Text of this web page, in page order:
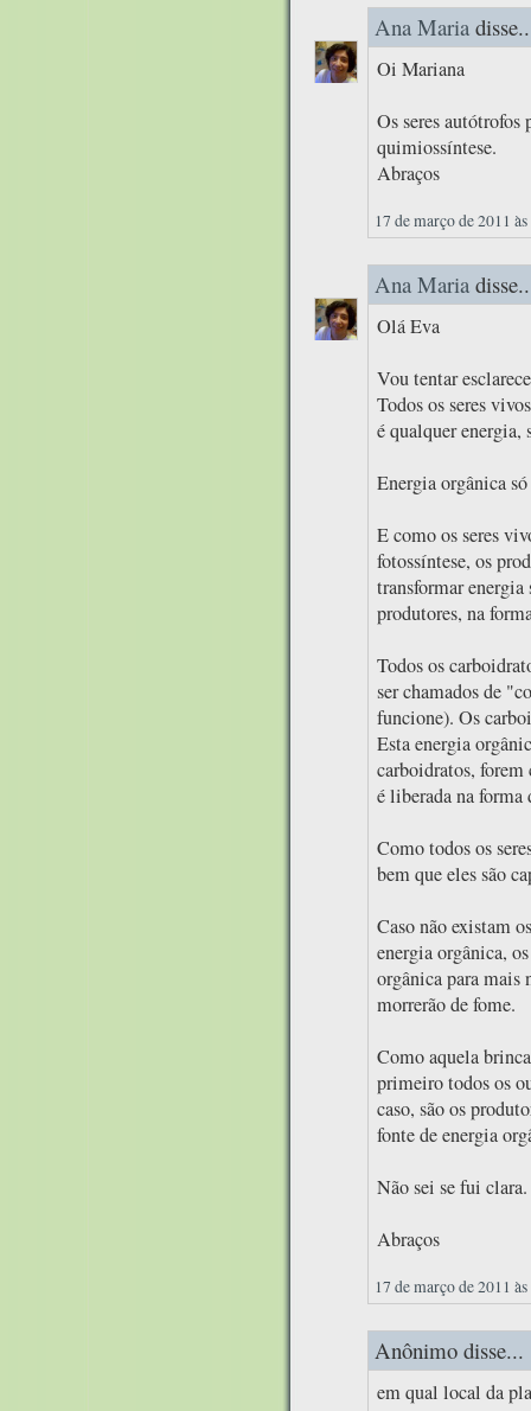
Ana Maria
Oi Mariana
Os seres autótrofos
quimiossíntese.
Abraços
17 de março de 2011
Ana Maria
Olá Eva
Vou tentar
Todos os seres
é qualquer energia,
Energia orgânica
E como os seres
fotossíntese, os
transformar energia
produtores, na
Todos os
ser chamados de
funcione). Os
Esta energia
carboidratos,
é liberada na
Como todos os
bem que eles são
Caso não existam
energia orgânica,
orgânica para mais
morrerão de fome.
Como aquela
primeiro todos os
caso, são os
fonte de energia
Não sei se fui
Abraços
17 de março de 2011
Anônimo disse...
em qual local da